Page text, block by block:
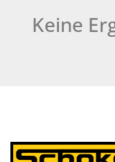
Hersteller
Keine